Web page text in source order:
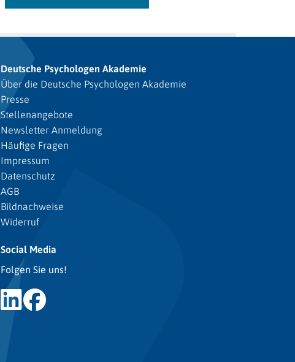
Deutsche Psychologen Akademie
Über die Deutsche Psychologen Akademie
Presse
Stellenangebote
Newsletter Anmeldung
Häufige Fragen
Impressum
Datenschutz
AGB
Bildnachweise
Widerruf
Social Media
Folgen Sie uns!